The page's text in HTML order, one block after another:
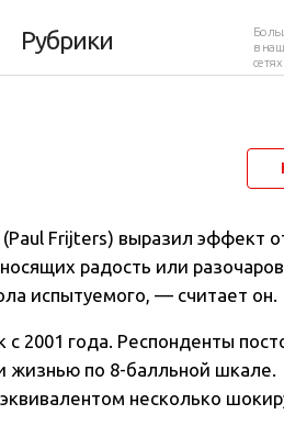
Рубрики
в
сетях
Frijters) выразил эффект
радость или
испытуемого, — считает он.
2001 года. Респонденты
жизнью по 8-балльной шкале.
несколько